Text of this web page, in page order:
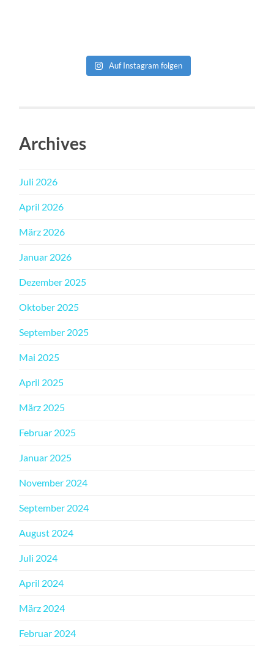
Auf Instagram folgen
Archives
Juli 2026
April 2026
März 2026
Januar 2026
Dezember 2025
Oktober 2025
September 2025
Mai 2025
April 2025
März 2025
Februar 2025
Januar 2025
November 2024
September 2024
August 2024
Juli 2024
April 2024
März 2024
Februar 2024